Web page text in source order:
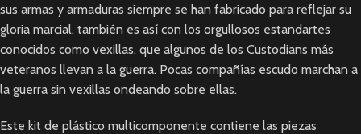
sus armas y armaduras siempre se han fabricado para reflejar su
gloria marcial, también es así con los orgullosos estandartes
conocidos como vexillas, que algunos de los Custodians más
veteranos llevan a la guerra. Pocas compañías escudo marchan a
la guerra sin vexillas ondeando sobre ellas.
Este kit de plástico multicomponente contiene las piezas